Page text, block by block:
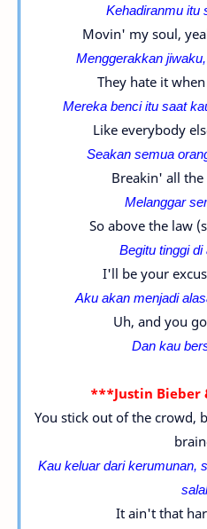
Kehadiranmu itu
Movin' my soul,
Menggerakkan
They hate it
Mereka benci itu saat
Like everybody
Seakan semua
Breakin' all
Melanggar
So above the law
Begitu tinggi
I'll be your
Aku akan menjadi
Uh, and you
Dan kau
***Justin Bieber
You stick out of the crowd,
Kau keluar dari kerumunan,
It ain't that